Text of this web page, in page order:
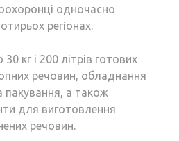
одночасно
регіонах.
кг і 200 літрів готових
речовин, обладнання
пакування, а також
для виготовлення
речовин.